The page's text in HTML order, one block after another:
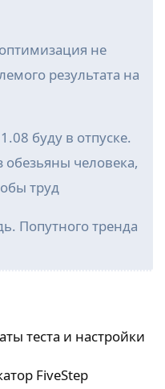
не
результата на
буду в отпуске.
обезьяны человека,
труд
Попутного тренда
и настройки
FiveStep